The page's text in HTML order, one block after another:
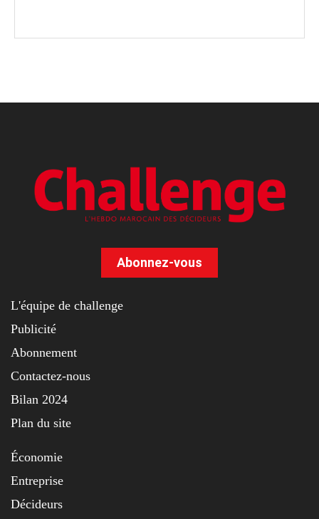
Abonnez-vous
L'équipe de challenge
Publicité
Abonnement
Contactez-nous
Bilan 2024
Plan du site
Économie
Entreprise
Décideurs